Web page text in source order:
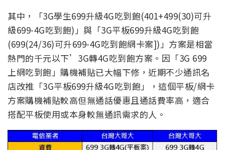
其中，「3G學生699升級4G吃到飽(401+499(30)可升
級699-4G吃到飽)」與「3G平板699升級4G吃到飽
(699(24/36)可升699-4G吃到飽網卡案])」方案是相當
熱門的千元以下’3G轉4G吃到飽方案。因「3G 699
上網吃到飽」購機補貼已大幅下修，近期不少通訊名
店改推「3G平板699升級4G吃到飽」，這個平板/網卡
方案購機補貼較高但無通話優惠且通話費率高，適合
搭配平板使用或本身較無通訊需求的人。